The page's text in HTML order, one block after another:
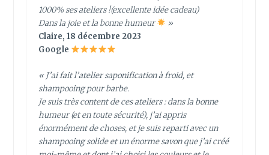
1000% ses ateliers !(excellente idée cadeau)
Dans la joie et la bonne humeur
»
Claire, 18 décembre 2023
Google
« J’ai fait l’atelier saponification à froid, et
shampooing pour barbe.
Je suis très content de ces ateliers : dans la bonne
humeur (et en toute sécurité), j’ai appris
énormément de choses, et je suis reparti avec un
shampooing solide et un énorme savon que j’ai créé